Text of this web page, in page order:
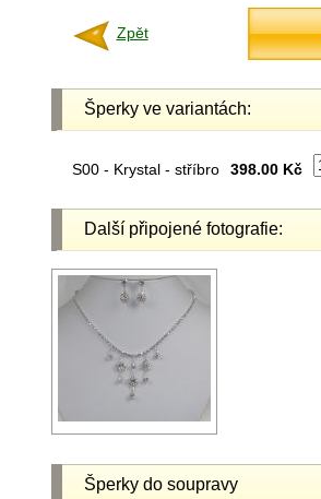
Zpět
Šperky ve variantách:
S00 - Krystal - stříbro 398.00 Kč
Další připojené fotografie:
Šperky do soupravy